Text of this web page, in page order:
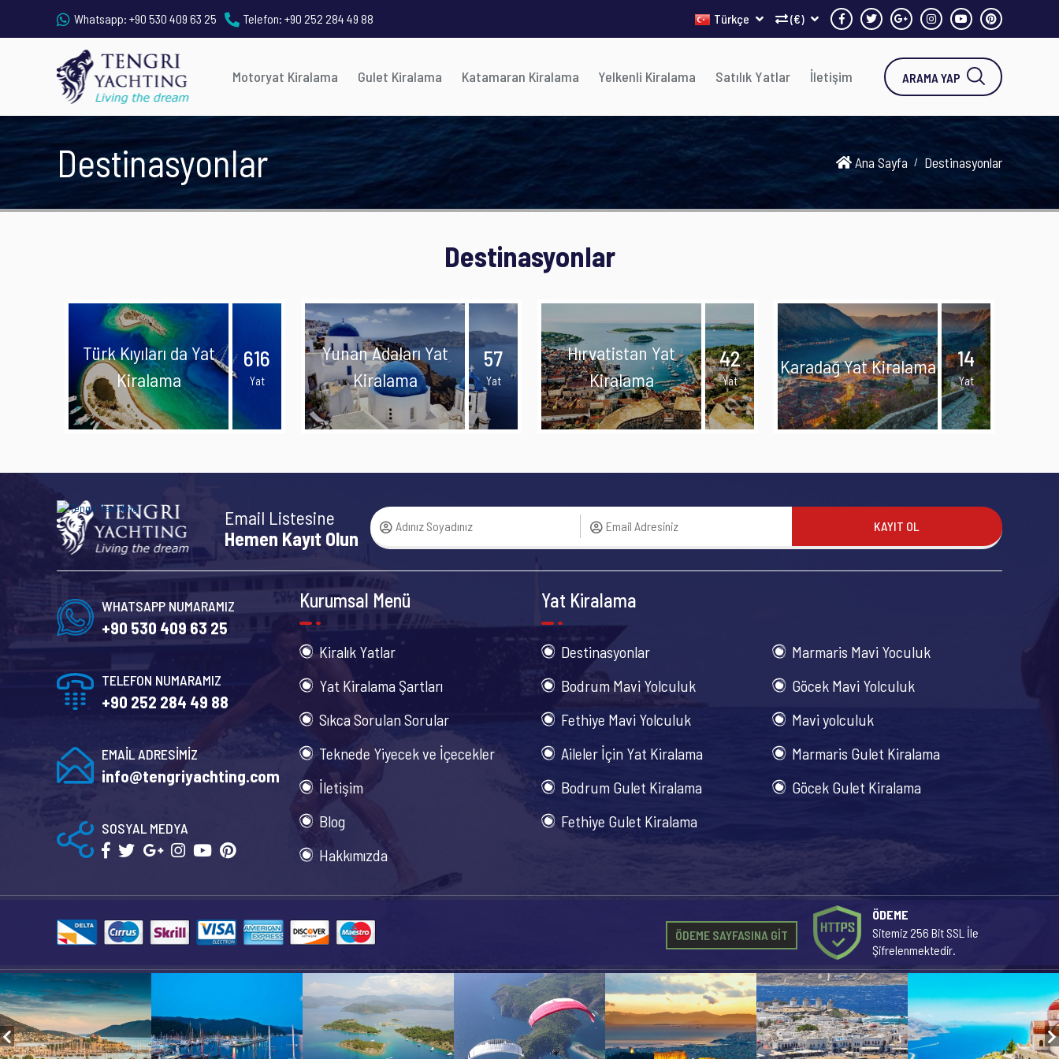
Whatsapp: +90 530 409 63 25 Telefon: +90 252 284 49 88 (€)
Türkçe
Motoryat Kiralama Gulet Kiralama Katamaran Kiralama Yelkenli Kiralama Satılık Yatlar İletişim ARAMA YAP
Destinasyonlar Ana Sayfa Destinasyonlar
Destinasyonlar
Türk Kıyıları da Yat
Kiralama
616
Yat
Yunan Adaları Yat
Kiralama
57
Yat
Hırvatistan Yat
Kiralama
42
Yat
Karadağ Yat Kiralama 14
Yat
Email Listesine
Hemen Kayıt Olun
KAYIT OL
WHATSAPP NUMARAMIZ
+90 530 409 63 25
TELEFON NUMARAMIZ
+90 252 284 49 88
EMAİL ADRESİMİZ
info@tengriyachting.com
SOSYAL MEDYA
Kurumsal Menü
Kiralık Yatlar
Yat Kiralama Şartları
Sıkca Sorulan Sorular
Teknede Yiyecek ve İçecekler
İletişim
Blog
Hakkımızda
Yat Kiralama
Destinasyonlar
Marmaris Mavi Yoculuk
Bodrum Mavi Yolculuk
Göcek Mavi Yolculuk
Fethiye Mavi Yolculuk
Mavi yolculuk
Aileler İçin Yat Kiralama
Marmaris Gulet Kiralama
Bodrum Gulet Kiralama
Göcek Gulet Kiralama
Fethiye Gulet Kiralama
ÖDEME
Sitemiz 256 Bit SSL İle
Şifrelenmektedir.
ÖDEME SAYFASINA GİT